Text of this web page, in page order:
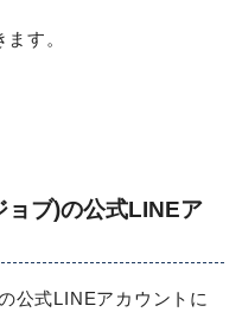
す。
ブ)の公式LINEア
公式LINEアカウントに